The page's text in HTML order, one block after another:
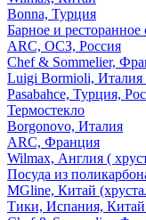
Bonna, Турция
Барное и ресторанное
ARC, ОСЗ, Россия
Chef & Sommelier,
Luigi Bormioli, Италия
Pasabahce, Турция,
Термостекло
Borgonovo, Италия
ARC, Франция
Wilmax, Англия (
Посуда из
MGline, Китай
Тики, Испания, Китай